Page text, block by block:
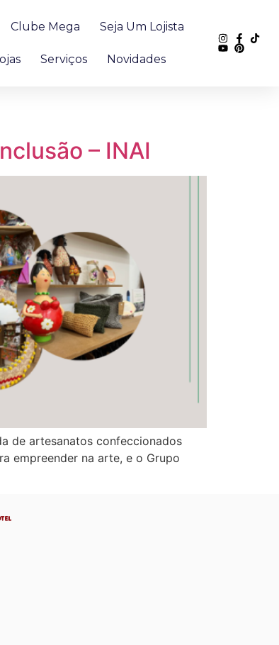
Clube Mega Seja Um Lojista
Serviços Novidades
– INAI
de artesanatos confeccionados
empreender na arte, e o Grupo